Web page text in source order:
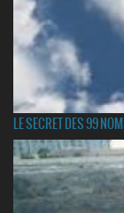
LE SECRET DES 99